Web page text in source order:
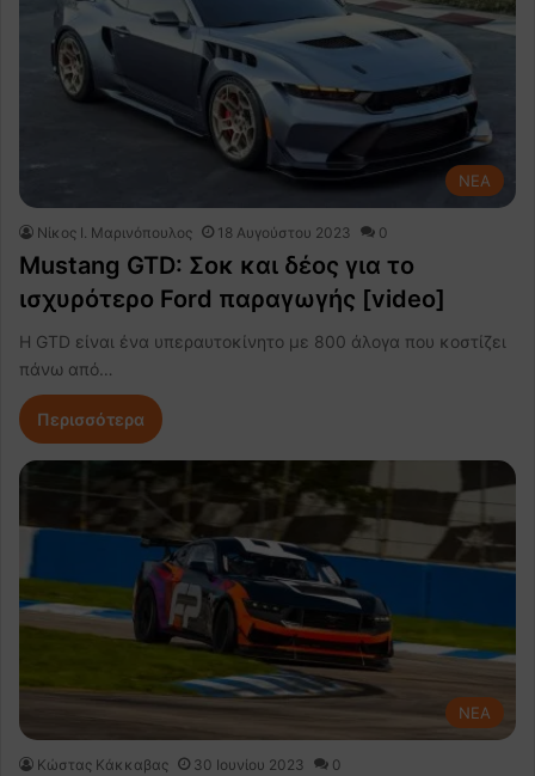
NEA
Nίκος Ι. Mαρινόπουλος 18 Αυγούστου 2023 0
Mustang GTD: Σοκ και δέος για το
ισχυρότερο Ford παραγωγής [video]
Η GTD είναι ένα υπεραυτοκίνητο με 800 άλογα που κοστίζει
πάνω από…
Περισσότερα
NEA
Κώστας Κάκκαβας 30 Ιουνίου 2023 0